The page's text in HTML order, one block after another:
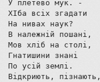
У плетево мук. -
ХІба всіх згадати
На нивах наук?
В належній пошані,
Мов хліб на столі,
Гнатишини знані
По усій землі.
Відкриють, пізнають,